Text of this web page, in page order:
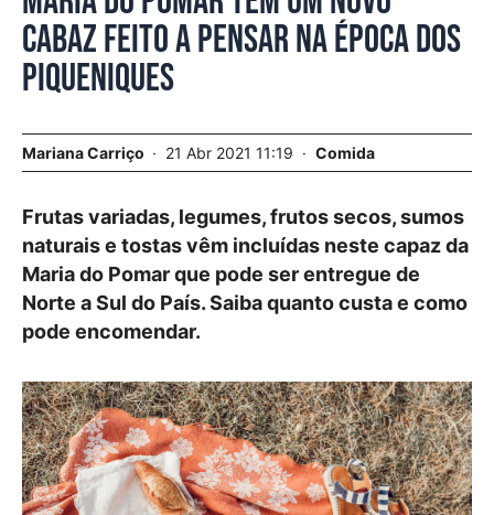
cabaz feito a pensar na época dos
piqueniques
Mariana Carriço 21 Abr 2021 11:19 Comida
Frutas variadas, legumes, frutos secos, sumos
naturais e tostas vêm incluídas neste capaz da
Maria do Pomar que pode ser entregue de
Norte a Sul do País. Saiba quanto custa e como
pode encomendar.